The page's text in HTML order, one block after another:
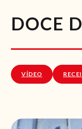
DOCE
VÍDEO